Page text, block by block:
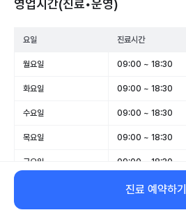
영업시간(진료•운영)
요일 진료시간
월요일 09:00 ~ 18:30
화요일 09:00 ~ 18:30
수요일 09:00 ~ 18:30
목요일 09:00 ~ 18:30
금요일 09:00 ~ 18:30
09:00 ~ 13:00
일요일 휴무
진료 예약하기